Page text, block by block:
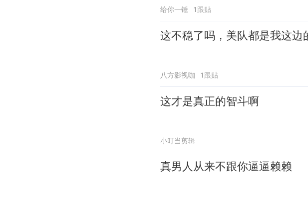
给你一锤 1跟贴
这不稳了吗，美队都是我这边
八方影视咖 1跟贴
这才是真正的智斗啊
小叮当剪辑
真男人从来不跟你逼逼赖赖